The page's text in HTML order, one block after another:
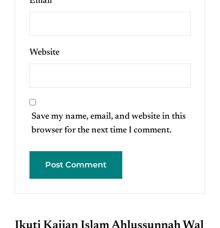
Website
Save my name, email, and website in this
browser for the next time I comment.
Ikuti Kajian Islam Ahlussunnah Wal